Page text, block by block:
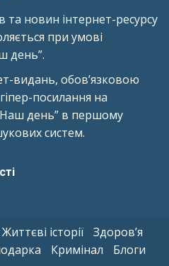
та новин інтернет-ресурсу
при умові
день”.
видань, обов’язковою
посилання на
день” в першому
систем.
Життєві історії
Здоров’я
Кримінал Блоги